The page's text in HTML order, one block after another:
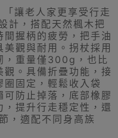
讓老人家更享受行走
計，搭配天然楓木把
握柄的疲勞，把手油
觀與耐用。拐杖採用
，重量僅300g，也比
。具備折疊功能，接
固定，輕鬆收入袋
防止掉落，底部橡膠
提升行走穩定性，還
，適配不同身高族